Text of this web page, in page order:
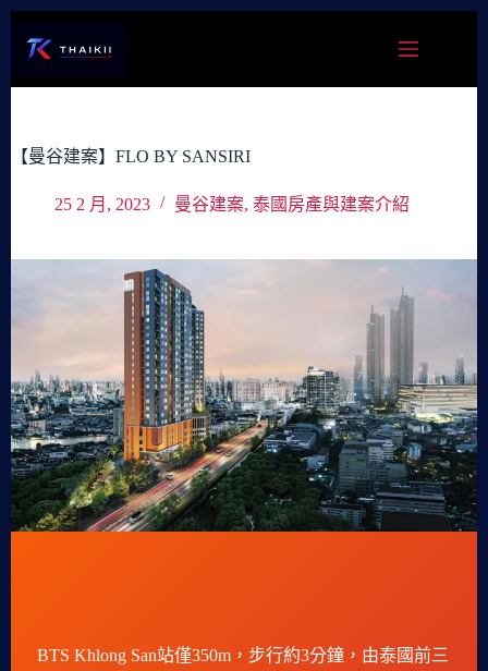
容
【曼谷建案】FLO BY SANSIRI
25 2 月, 2023 曼谷建案, 泰國房產與建案介紹
BTS Khlong San站僅350m，步行約3分鐘，由泰國前三